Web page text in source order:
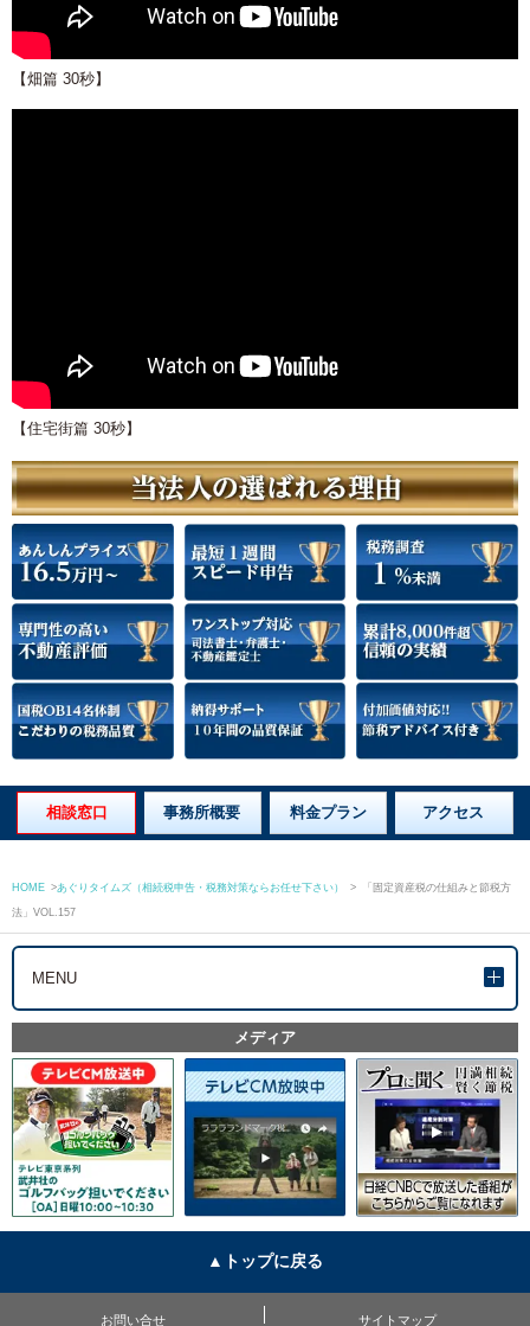
【畑篇 30秒】
【住宅街篇 30秒】
相談窓口 事務所概要 料金プラン アクセス
HOME >あぐりタイムズ（相続税申告・税務対策ならお任せ下さい） > 「固定資産税の仕組みと節税方
法」VOL.157
MENU
メディア
▲トップに戻る
お問い合せ サイトマップ